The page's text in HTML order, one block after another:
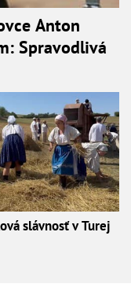
Anton
Spravodlivá
slávnosť v Turej